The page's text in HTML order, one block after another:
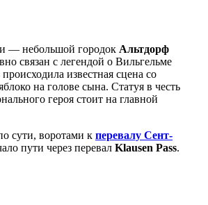
— небольшой городок Альтдорф
связан с легендой о Вильгельме
известная сцена со
на голове сына. Статуя в честь
героя стоит на главной
сути, воротами к перевалу Сент-
пути через перевал Klausen Pass.